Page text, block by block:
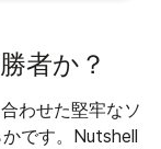
者か？
わせた堅牢なソ
です。Nutshell